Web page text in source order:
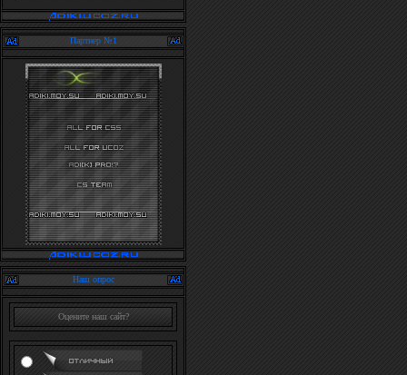
Партнер №1
Наш опрос
Оцените наш сайт?